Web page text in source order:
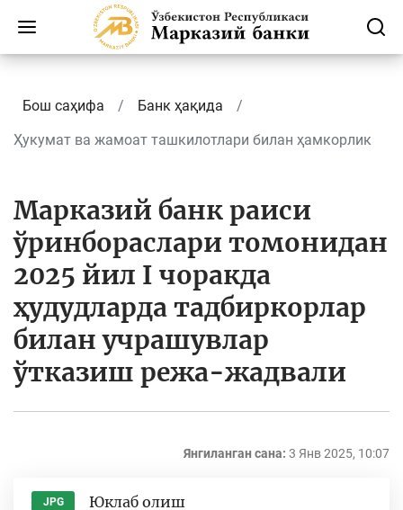
Бош саҳифа
Банк ҳақида
Ҳукумат ва жамоат ташкилотлари билан ҳамкорлик
Марказий банк раиси
ўринбораслари томонидан
2025 йил I чоракда
ҳудудларда тадбиркорлар
билан учрашувлар
ўтказиш режа-жадвали
Янгиланган сана: 3 Янв 2025, 10:07
JPG Юклаб олиш